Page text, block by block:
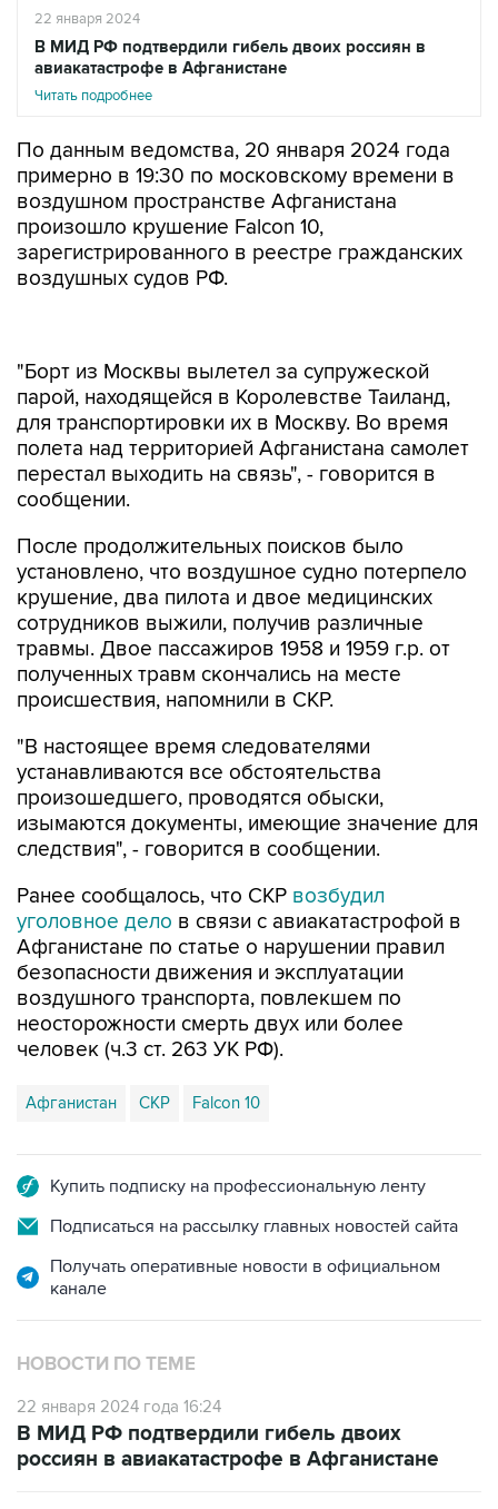
22 января 2024
В МИД РФ подтвердили гибель двоих россиян в
авиакатастрофе в Афганистане
Читать подробнее
По данным ведомства, 20 января 2024 года
примерно в 19:30 по московскому времени в
воздушном пространстве Афганистана
произошло крушение Falcon 10,
зарегистрированного в реестре гражданских
воздушных судов РФ.
"Борт из Москвы вылетел за супружеской
парой, находящейся в Королевстве Таиланд,
для транспортировки их в Москву. Во время
полета над территорией Афганистана самолет
перестал выходить на связь", - говорится в
сообщении.
После продолжительных поисков было
установлено, что воздушное судно потерпело
крушение, два пилота и двое медицинских
сотрудников выжили, получив различные
травмы. Двое пассажиров 1958 и 1959 г.р. от
полученных травм скончались на месте
происшествия, напомнили в СКР.
"В настоящее время следователями
устанавливаются все обстоятельства
произошедшего, проводятся обыски,
изымаются документы, имеющие значение для
следствия", - говорится в сообщении.
Ранее сообщалось, что СКР возбудил
уголовное дело в связи с авиакатастрофой в
Афганистане по статье о нарушении правил
безопасности движения и эксплуатации
воздушного транспорта, повлекшем по
неосторожности смерть двух или более
человек (ч.3 ст. 263 УК РФ).
Афганистан СКР Falcon 10
Купить подписку на профессиональную ленту
Подписаться на рассылку главных новостей сайта
Получать оперативные новости в официальном
канале
НОВОСТИ ПО ТЕМЕ
22 января 2024 года 16:24
В МИД РФ подтвердили гибель двоих
россиян в авиакатастрофе в Афганистане